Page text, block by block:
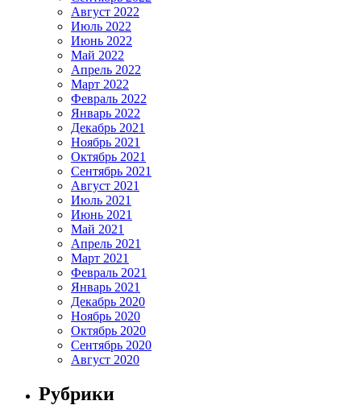
Август 2022
Июль 2022
Июнь 2022
Май 2022
Апрель 2022
Март 2022
Февраль 2022
Январь 2022
Декабрь 2021
Ноябрь 2021
Октябрь 2021
Сентябрь 2021
Август 2021
Июль 2021
Июнь 2021
Май 2021
Апрель 2021
Март 2021
Февраль 2021
Январь 2021
Декабрь 2020
Ноябрь 2020
Октябрь 2020
Сентябрь 2020
Август 2020
Рубрики